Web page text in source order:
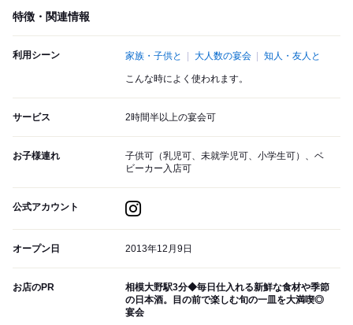
特徴・関連情報
利用シーン 家族・子供と 大人数の宴会 知人・友人と
こんな時によく使われます。
サービス 2時間半以上の宴会可
お子様連れ
子供可（乳児可、未就学児可、小学生可）、ベ
ビーカー入店可
公式アカウント
オープン日 2013年12月9日
お店のPR
相模大野駅3分◆毎日仕入れる新鮮な食材や季節
の日本酒。目の前で楽しむ旬の一皿を大満喫◎
宴会